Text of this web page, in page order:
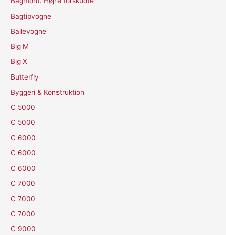
Bagtipvogne
Ballevogne
Big M
Big X
Butterfly
Byggeri & Konstruktion
C 5000
C 5000
C 6000
C 6000
C 6000
C 7000
C 7000
C 7000
C 9000